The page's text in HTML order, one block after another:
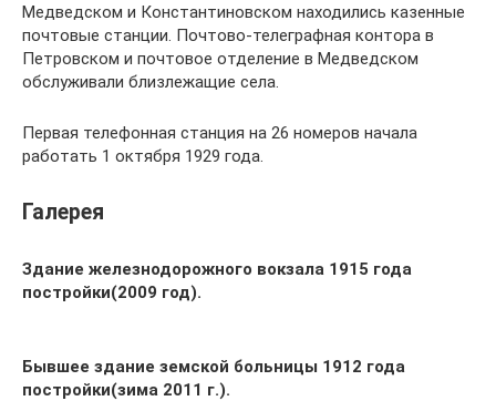
Медведском и Константиновском находились казенные
почтовые станции. Почтово-телеграфная контора в
Петровском и почтовое отделение в Медведском
обслуживали близлежащие села.
Первая телефонная станция на 26 номеров начала
работать 1 октября 1929 года.
Галерея
Здание железнодорожного вокзала 1915 года
постройки(2009 год).
Бывшее здание земской больницы 1912 года
постройки(зима 2011 г.).